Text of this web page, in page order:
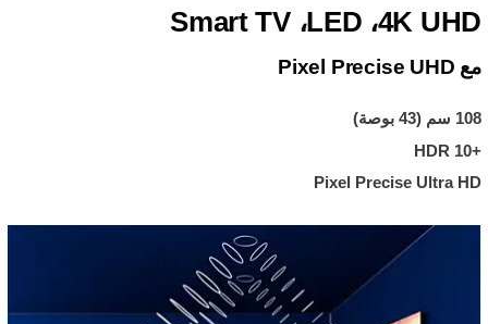
4K UHD‏، LED‏، Smart TV
مع Pixel Precise UHD
108 سم (43 بوصة)
HDR 10+‎
Pixel Precise Ultra HD